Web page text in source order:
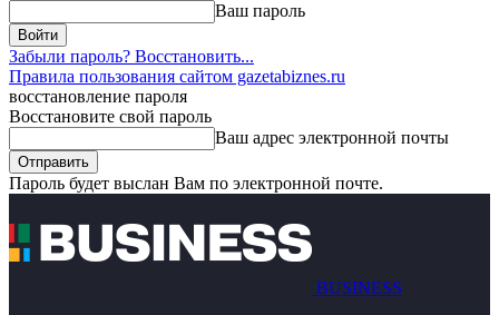
Ваш пароль
Забыли пароль? Восстановить...
Правила пользования сайтом gazetabiznes.ru
восстановление пароля
Восстановите свой пароль
Ваш адрес электронной почты
Пароль будет выслан Вам по электронной почте.
BUSINESS